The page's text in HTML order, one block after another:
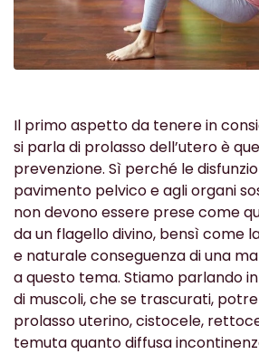
Il primo aspetto da tenere in
si parla di prolasso dell’utero è
prevenzione. Sì perché le
pavimento pelvico e agli organi
non devono essere prese come
da un flagello divino, bensì come
e naturale conseguenza di una
a questo tema. Stiamo parlando
di muscoli, che se trascurati,
prolasso uterino, cistocele,
temuta quanto diffusa